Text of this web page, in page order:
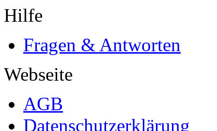
Hilfe
Fragen & Antworten
Webseite
AGB
Datenschutzerklärung